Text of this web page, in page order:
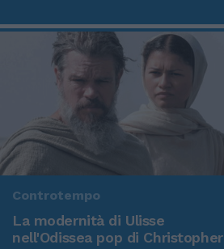
Controtempo
La modernità di Ulisse
nell'Odissea pop di Christopher